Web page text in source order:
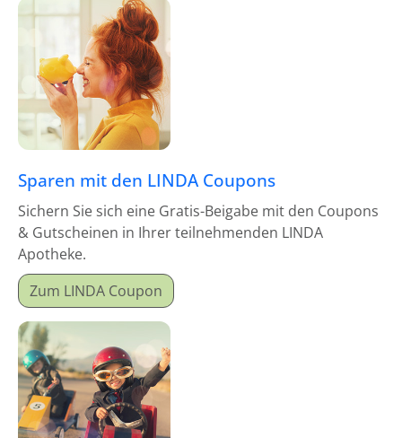
Sparen mit den LINDA Coupons
Sichern Sie sich eine Gratis-Beigabe mit den Coupons
& Gutscheinen in Ihrer teilnehmenden LINDA
Apotheke.
Zum LINDA Coupon